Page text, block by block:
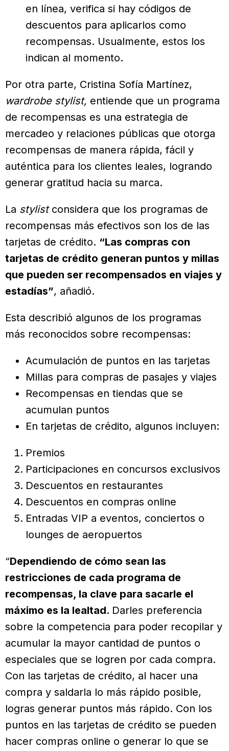
en línea, verifica si hay códigos de
descuentos para aplicarlos como
recompensas. Usualmente, estos los
indican al momento.
Por otra parte, Cristina Sofía Martínez,
wardrobe stylist, entiende que un programa
de recompensas es una estrategia de
mercadeo y relaciones públicas que otorga
recompensas de manera rápida, fácil y
auténtica para los clientes leales, logrando
generar gratitud hacia su marca.
La stylist considera que los programas de
recompensas más efectivos son los de las
tarjetas de crédito. “Las compras con
tarjetas de crédito generan puntos y millas
que pueden ser recompensados en viajes y
estadías”, añadió.
Esta describió algunos de los programas
más reconocidos sobre recompensas:
Acumulación de puntos en las tarjetas
Millas para compras de pasajes y viajes
Recompensas en tiendas que se
acumulan puntos
En tarjetas de crédito, algunos incluyen:
Premios
Participaciones en concursos exclusivos
Descuentos en restaurantes
Descuentos en compras online
Entradas VIP a eventos, conciertos o
lounges de aeropuertos
“Dependiendo de cómo sean las
restricciones de cada programa de
recompensas, la clave para sacarle el
máximo es la lealtad. Darles preferencia
sobre la competencia para poder recopilar y
acumular la mayor cantidad de puntos o
especiales que se logren por cada compra.
Con las tarjetas de crédito, al hacer una
compra y saldarla lo más rápido posible,
logras generar puntos más rápido. Con los
puntos en las tarjetas de crédito se pueden
hacer compras online o generar lo que se